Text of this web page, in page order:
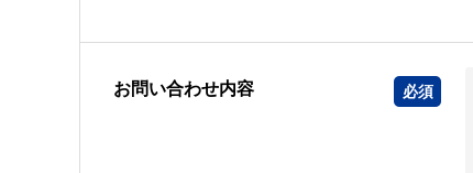
お問い合わせ内容